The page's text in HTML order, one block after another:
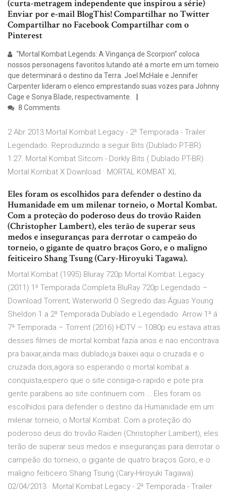
(curta-metragem independente que inspirou a série)
Enviar por e-mail BlogThis! Compartilhar no Twitter
Compartilhar no Facebook Compartilhar com o
Pinterest
“Mortal Kombat Legends: A Vingança de Scorpion” coloca
nossos personagens favoritos lutando até a morte em um torneio
que determinará o destino da Terra. Joel McHale e Jennifer
Carpenter lideram o elenco emprestando suas vozes para Johnny
Cage e Sonya Blade, respectivamente.
8 Comments
2 Abr 2013 Mortal Kombat Legacy - 2ª Temporada - Trailer
Legendado. Reproduzindo a seguir Bits (Dublado PT-BR).
1:27. Mortal Kombat Sitcom - Dorkly Bits ( Dublado PT-BR)
Mortal Kombat X Download · MORTAL KOMBAT XL
Eles foram os escolhidos para defender o destino da
Humanidade em um milenar torneio, o Mortal Kombat.
Com a proteção do poderoso deus do trovão Raiden
(Christopher Lambert), eles terão de superar seus
medos e inseguranças para derrotar o campeão do
torneio, o gigante de quatro braços Goro, e o maligno
feiticeiro Shang Tsung (Cary-Hiroyuki Tagawa).
Mortal Kombat (1995) Bluray 720p Mortal Kombat: Legacy
(2011) 1ª Temporada Completa BluRay 720p Legendado –
Download Torrent; Waterworld O Segredo das Águas Young
Sheldon 1 a 2ª Temporada Dublado e Legendado. Arrow 1ª á
7ª Temporada – Torrent (2016) HDTV – 1080p eu estava atras
desses filmes de mortal kombat fazia anos e nao encontrava
pra baixar,ainda mais dublado,ja baixei aqui o cruzada e o
cruzada dois,agora so esperando o mortal kombat a
conquista,espero que o site consiga-o rapido e pote pra
gente.parabens ao site.continuem com … Eles foram os
escolhidos para defender o destino da Humanidade em um
milenar torneio, o Mortal Kombat. Com a proteção do
poderoso deus do trovão Raiden (Christopher Lambert), eles
terão de superar seus medos e inseguranças para derrotar o
campeão do torneio, o gigante de quatro braços Goro, e o
maligno feiticeiro Shang Tsung (Cary-Hiroyuki Tagawa).
02/04/2013 · Mortal Kombat Legacy - 2ª Temporada - Trailer